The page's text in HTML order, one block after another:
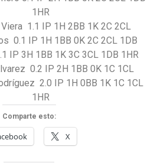
1HR
1.1 IP 1H 2BB 1K 2C 2CL
0.1 IP 1H 1BB 0K 2C 2CL 1DB
IP 3H 1BB 1K 3C 3CL 1DB 1HR
0.2 IP 2H 1BB 0K 1C 1CL
2.0 IP 1H 0BB 1K 1C 1CL
1HR
Comparte esto:
X